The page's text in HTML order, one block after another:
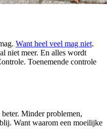
Want heel veel mag niet.
niet meer. En alles wordt
Toenemende controle
Minder problemen,
Want waarom een moeilijke